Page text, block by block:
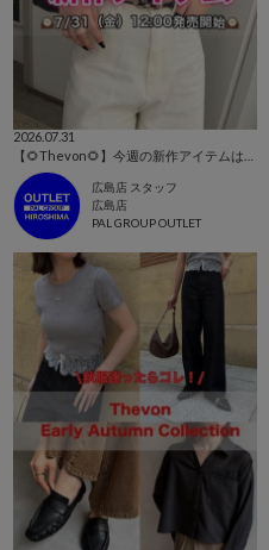
2026.07.31
広島店 スタッフ
広島店
PAL GROUP OUTLET